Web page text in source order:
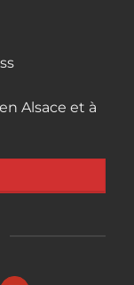
Alsace et à